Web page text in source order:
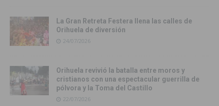
La Gran Retreta Festera llena las calles de
Orihuela de diversión
24/07/2026
Orihuela revivió la batalla entre moros y
cristianos con una espectacular guerrilla de
pólvora y la Toma del Castillo
22/07/2026